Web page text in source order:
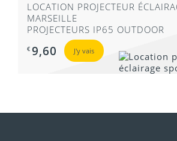
LOCATION PROJECTEUR
MARSEILLE
PROJECTEURS IP65 OUTDOOR
€ 9,60 J'y vais